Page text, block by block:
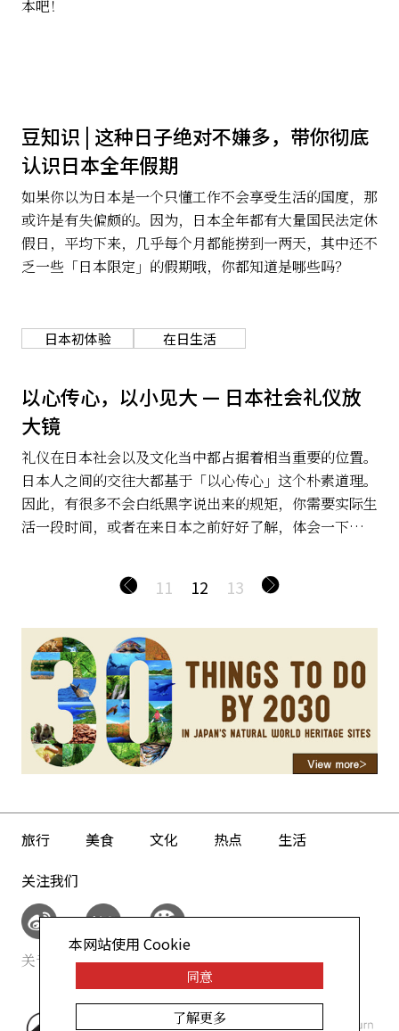
本吧！
豆知识 | 这种日子绝对不嫌多，带你彻底
认识日本全年假期
如果你以为日本是一个只懂工作不会享受生活的国度，那
或许是有失偏颇的。因为，日本全年都有大量国民法定休
假日，平均下来，几乎每个月都能捞到一两天，其中还不
乏一些「日本限定」的假期哦，你都知道是哪些吗？
日本初体验 在日生活
以心传心，以小见大 — 日本社会礼仪放
大镜
礼仪在日本社会以及文化当中都占据着相当重要的位置。
日本人之间的交往大都基于「以心传心」这个朴素道理。
因此，有很多不会白纸黑字说出来的规矩，你需要实际生
活一段时间，或者在来日本之前好好了解，体会一下。日
陌生，但身为外国人的我们，就要敏感地察言观色，好好
学习了，不制造尴尬场面，做好入乡随俗。
11 12 13
旅行 美食 文化 热点
生活
关注我们
关于我们 网站政策
©AllAbout-Japan.com - All
本网站使用 Cookie
同意
了解更多